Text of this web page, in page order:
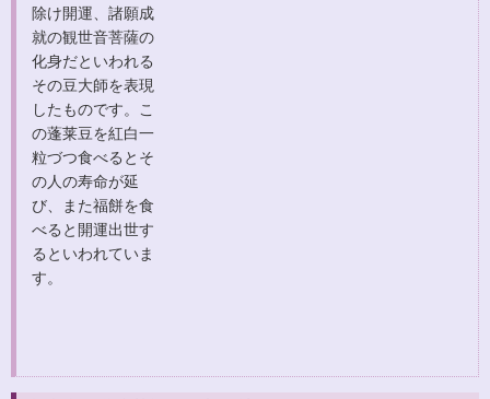
除け開運、諸願成
就の観世音菩薩の
化身だといわれる
その豆大師を表現
したものです。こ
の蓬莱豆を紅白一
粒づつ食べるとそ
の人の寿命が延
び、また福餅を食
べると開運出世す
るといわれていま
す。